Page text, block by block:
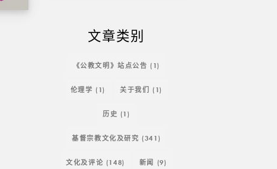
文章类别
《公教文明》站点公告 (1)
伦理学 (1) 关于我们 (1)
历史 (1)
基督宗教文化及研究 (341)
文化及评论 (148) 新闻 (9)